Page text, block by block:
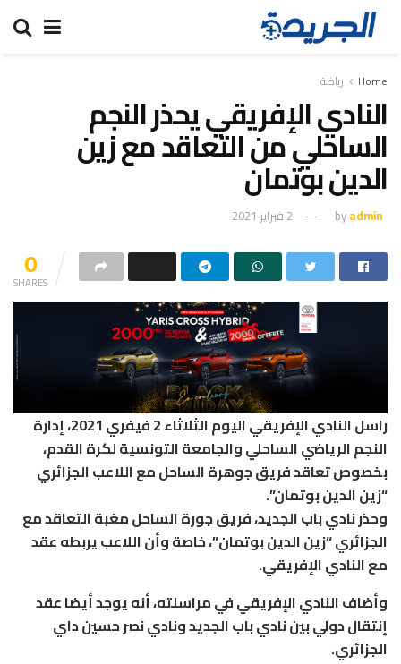
Home رياضة
النادي الإفريقي يحذر النجم
الساحلي من التعاقد مع زين
الدين بوتمان
byadmin 2 فبراير 2021
0
SHARES
راسل النادي الإفريقي اليوم الثلاثاء 2 فيفري 2021، إدارة
النجم الرياضي الساحلي والجامعة التونسية لكرة القدم،
بخصوص تعاقد فريق جوهرة الساحل مع اللاعب الجزائري
“زين الدين بوتمان”.
وحذر نادي باب الجديد، فريق جورة الساحل مغبة التعاقد مع
الجزائري “زين الدين بوتمان”، خاصة وأن اللاعب يربطه عقد
مع النادي الإفريقي.
وأضاف النادي الإفريقي في مراسلته، أنه يوجد أيضا عقد
إنتقال دولي بين نادي باب الجديد ونادي نصر حسين داي
الجزائري.